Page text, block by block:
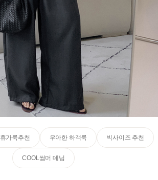
휴가룩추천 우아한 하객룩 빅사이즈 추천
COOL썸머 데님